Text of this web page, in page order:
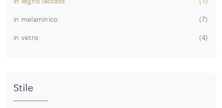
in melaminico
7
in vetro
4
Stile